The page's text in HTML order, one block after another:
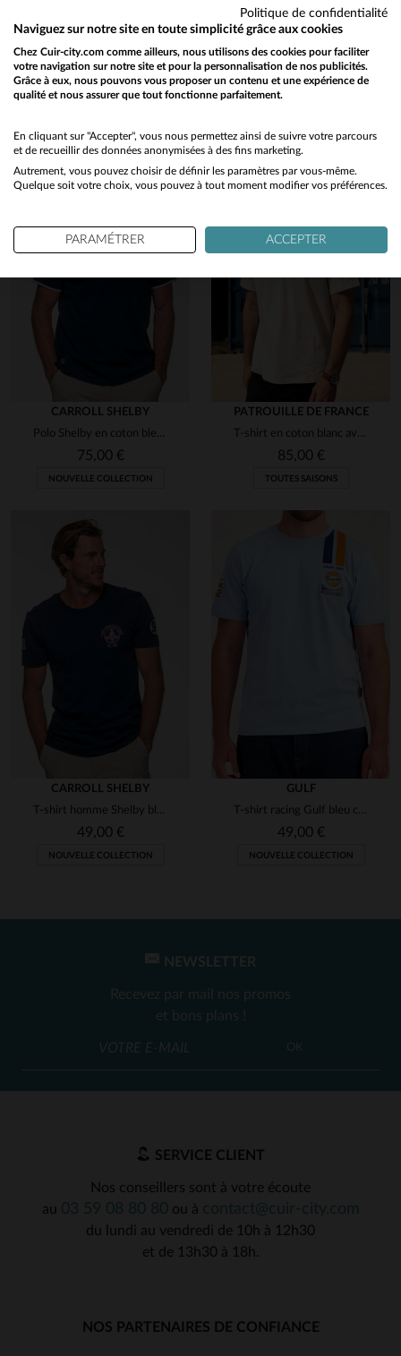
Vous aimerez également…
Découvrez ces produits similaires sélectionnés pour vous
CARROLL SHELBY
Polo Shelby en coton bleu marine
75,00 €
NOUVELLE COLLECTION
PATROUILLE DE FRANCE
T-shirt en coton blanc avec logo ailes
85,00 €
TOUTES SAISONS
CARROLL SHELBY
T-shirt homme Shelby bleu marine
49,00 €
NOUVELLE COLLECTION
GULF
T-shirt racing Gulf bleu clair
49,00 €
NOUVELLE COLLECTION
NEWSLETTER
Recevez par mail nos promos
et bons plans !
OK
SERVICE CLIENT
Nos conseillers sont à votre écoute
au
ou à
du lundi au vendredi de 10h à 12h30
et de 13h30 à 18h.
NOS PARTENAIRES DE CONFIANCE
Would you like to be redirected to our English site?
No
Yes
Politique de confidentialité
Naviguez sur notre site en toute simplicité grâce aux cookies
Chez Cuir-city.com comme ailleurs, nous utilisons des cookies pour faciliter
votre navigation sur notre site et pour la personnalisation de nos publicités.
Grâce à eux, nous pouvons vous proposer un contenu et une expérience de
qualité et nous assurer que tout fonctionne parfaitement.
En cliquant sur "Accepter", vous nous permettez ainsi de suivre votre parcours
et de recueillir des données anonymisées à des fins marketing.
Autrement, vous pouvez choisir de définir les paramètres par vous-même.
Quelque soit votre choix, vous pouvez à tout moment modifier vos préférences.
PARAMÉTRER ACCEPTER